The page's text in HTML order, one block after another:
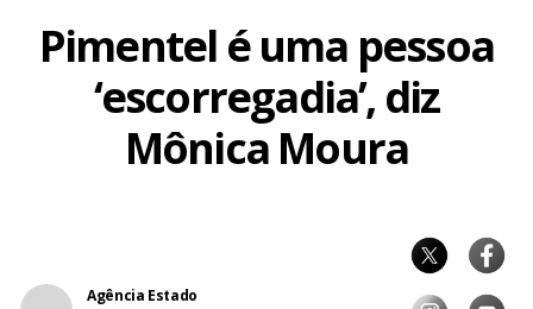
Pimentel é uma pessoa
‘escorregadia’, diz
Mônica Moura
Agência Estado